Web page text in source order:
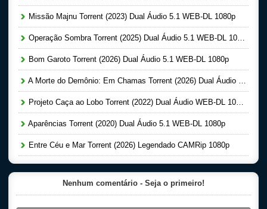
Missão Majnu Torrent (2023) Dual Áudio 5.1 WEB-DL 1080p
Operação Sombra Torrent (2025) Dual Áudio 5.1 WEB-DL 1080p
Bom Garoto Torrent (2026) Dual Áudio 5.1 WEB-DL 1080p
A Morte do Demônio: Em Chamas Torrent (2026) Dual Áudio WEB-DL 720p | 1080p
Projeto Caça ao Lobo Torrent (2022) Dual Áudio WEB-DL 1080p
Aparências Torrent (2020) Dual Áudio 5.1 WEB-DL 1080p
Entre Céu e Mar Torrent (2026) Legendado CAMRip 1080p
Nenhum comentário - Seja o primeiro!